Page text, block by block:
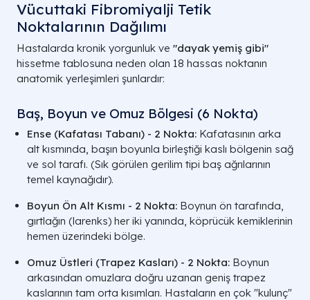
Vücuttaki Fibromiyalji Tetik
Noktalarının Dağılımı
Hastalarda kronik yorgunluk ve "dayak yemiş gibi"
hissetme tablosuna neden olan 18 hassas noktanın
anatomik yerleşimleri şunlardır:
Baş, Boyun ve Omuz Bölgesi (6 Nokta)
Ense (Kafatası Tabanı) - 2 Nokta: Kafatasının arka
alt kısmında, başın boyunla birleştiği kaslı bölgenin sağ
ve sol tarafı. (Sık görülen gerilim tipi baş ağrılarının
temel kaynağıdır).
Boyun Ön Alt Kısmı - 2 Nokta: Boynun ön tarafında,
gırtlağın (larenks) her iki yanında, köprücük kemiklerinin
hemen üzerindeki bölge.
Omuz Üstleri (Trapez Kasları) - 2 Nokta: Boynun
arkasından omuzlara doğru uzanan geniş trapez
kaslarının tam orta kısımları. Hastaların en çok "kulunç"